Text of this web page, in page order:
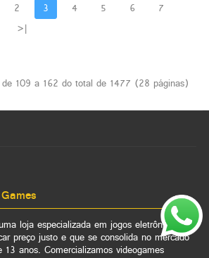
2 3 4 5 6
7
>|
de 109 a 162 do total de 1477 (28 páginas)
loja especializada em jogos eletrônicos,
preço justo e que se consolida no mercado
anos. Comercializamos videogames